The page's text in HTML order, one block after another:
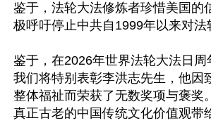
鉴于，法轮大法修炼者珍惜美国的
极呼吁停止中共自1999年以来对法
鉴于，在2026年世界法轮大法日周
我们将特别表彰李洪志先生，他因
整体福祉而荣获了无数奖项与褒奖
真正古老的中国传统文化价值观带